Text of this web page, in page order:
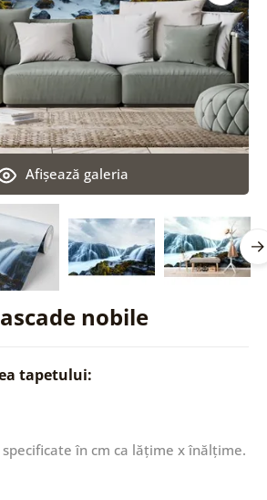
nobile
Afişează galeria
tapetului:
în cm ca lățime x înălțime.